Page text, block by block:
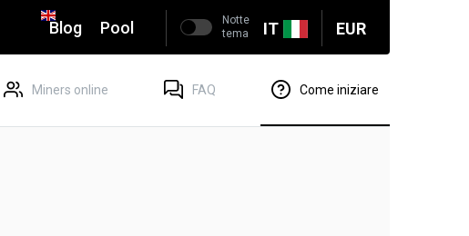
IT EUR
Blog Pool
Notte
tema
Miners online FAQ Come iniziare